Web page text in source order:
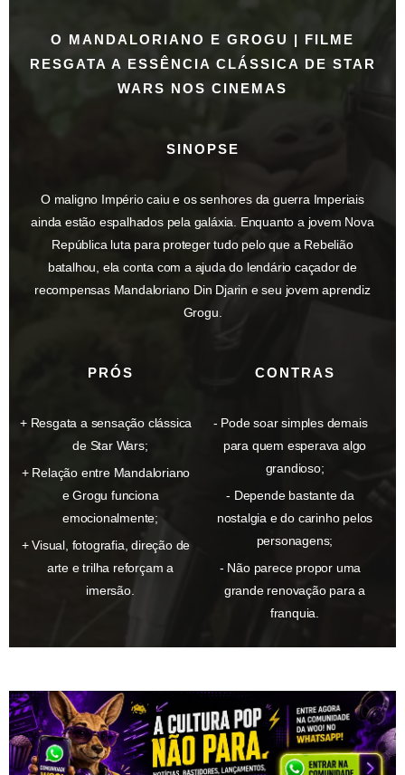
O MANDALORIANO E GROGU | FILME
RESGATA A ESSÊNCIA CLÁSSICA DE STAR
WARS NOS CINEMAS
SINOPSE
O maligno Império caiu e os senhores da guerra Imperiais
ainda estão espalhados pela galáxia. Enquanto a jovem Nova
República luta para proteger tudo pelo que a Rebelião
batalhou, ela conta com a ajuda do lendário caçador de
recompensas Mandaloriano Din Djarin e seu jovem aprendiz
Grogu.
PRÓS
Resgata a sensação clássica
de Star Wars;
Relação entre Mandaloriano
e Grogu funciona
emocionalmente;
Visual, fotografia, direção de
arte e trilha reforçam a
imersão.
CONTRAS
Pode soar simples demais
para quem esperava algo
grandioso;
Depende bastante da
nostalgia e do carinho pelos
personagens;
Não parece propor uma
grande renovação para a
franquia.